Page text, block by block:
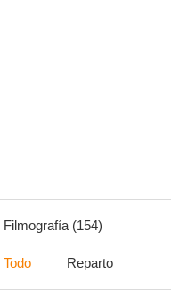
Filmografía (154)
Todo Reparto